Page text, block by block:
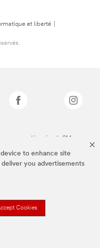
to enhance site
you advertisements
Cookies
et liberté
marques déposées de 3M.